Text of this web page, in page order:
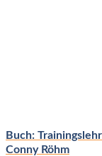
Buch:
Conny Röhm